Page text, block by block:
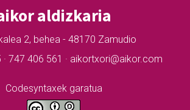
aldizkaria
2, behea - 48170 Zamudio
747 406 561 · aikortxori@aikor.com
Codesyntaxek garatua